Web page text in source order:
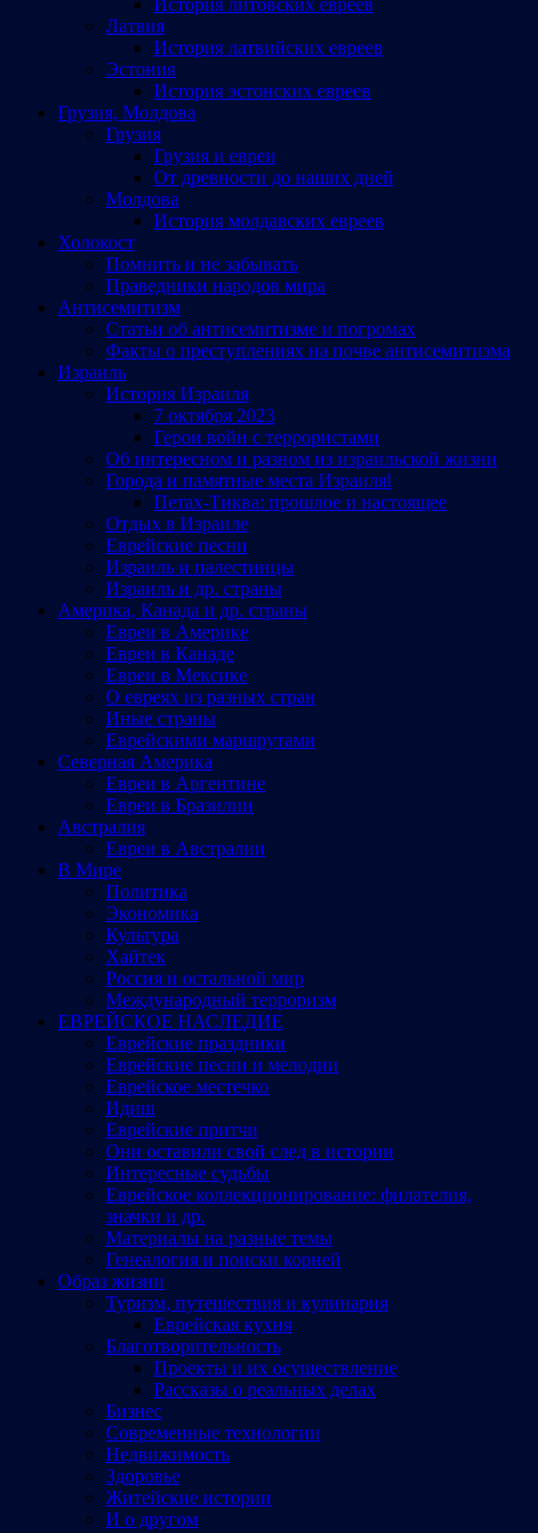
Латвия
История латвийских евреев
Эстония
История эстонских евреев
Грузия, Молдова
Грузия
Грузия и евреи
От древности до наших дней
Молдова
История молдавских евреев
Холокост
Помнить и не забывать
Праведники народов мира
Антисемитизм
Статьи об антисемитизме и погромах
Факты о преступлениях на почве антисемитизма
Израиль
История Израиля
7 октября 2023
Герои войн с террористами
Об интересном и разном из израильской жизни
Города и памятные места Израиляl
Петах-Тиква: прошлое и настоящее
Отдых в Израиле
Еврейские песни
Израиль и палестинцы
Израиль и др. страны
Америка, Канада и др. страны
Евреи в Америке
Евреи в Канаде
Евреи в Мексике
О евреях из разных стран
Иные страны
Еврейскими маршрутами
Северная Америка
Евреи в Аргентине
Евреи в Бразилии
Австралия
Евреи в Австралии
В Мире
Политика
Экономика
Культура
Хайтек
Россия и остальной мир
Международный терроризм
ЕВРЕЙСКОЕ НАСЛЕДИЕ
Еврейские праздники
Еврейские песни и мелодии
Еврейское местечко
Идиш
Еврейские притчи
Они оставили свой след в истории
Интересные судьбы
Еврейское коллекционирование: филателия,
значки и др.
Материалы на разные темы
Генеалогия и поиски корней
Образ жизни
Туризм, путешествия и кулинария
Еврейская кухня
Благотворительность
Проекты и их осуществление
Рассказы о реальных делах
Бизнес
Современные технологии
Недвижимость
Здоровье
Житейские истории
И о другом